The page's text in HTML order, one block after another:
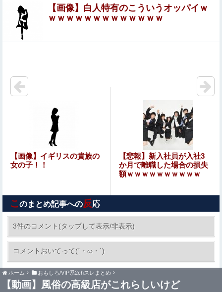
旅行先で綺麗なガラス工房の灰皿を愛煙家の父のお土
産にしたんだけどダイソーでそっくりな商品を見つけ
【画像】JKダンス部、なぜか部員の８割が巨乳🐰ｗｗｗ
の時、真夏に重度の熱中症で救急搬送された結果→会社の
人たちから叩きつけられた「衝撃の事実」に絶句
日本のフォント企業を買収した海外資本、「なんで自ら売
上ゼロにするようなことするの」とドン引きするような方
針転換を……
【謎】『ダーク路線のドラクエ12』を発売中止にしないと
いけなかった理由ってガチでなに？とりあえすだせばいい
【エ□漫画】 オタク同士の友情は結婚しても成立するよ
ね？ 〜元・女友達と不倫セッ●ス〜
【速報】京大病院、手術ミスで『正常な脳』を摘出 → 患
者は自発呼吸不可能な植物状態に
【ウマ娘】スズカさんと同じ声と聞いて驚いたキ
ャラ
【画像】 音ゲー女子のパ○チラがエ□いデカケツｗｗｗ
【画像】白人特有のこういうオッパイｗ
ｗｗｗｗｗｗｗｗｗｗｗｗｗ
【画像】イギリスの貴族の
女の子！！
【悲報】新入社員が入社3
か月で離職した場合の損失
額ｗｗｗｗｗｗｗｗｗｗ
こ のまとめ記事への反応
3件のコメント(タップして表示/非表示)
コメントおいてって(´・ω・`)
ホーム おもしろ/VIP系2chスレまとめ
【動画】風俗の高級店がこれらしいけど